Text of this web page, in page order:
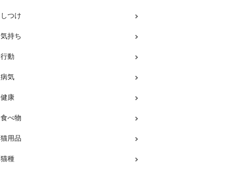
しつけ
気持ち
行動
病気
健康
食べ物
猫用品
猫種